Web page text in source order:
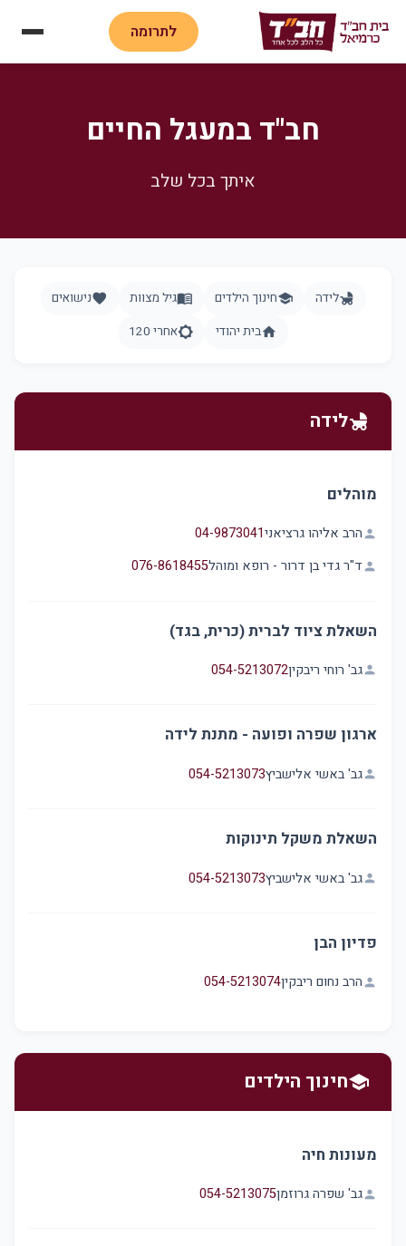
לתרומה
חב"ד במעגל החיים
איתך בכל שלב
child_friendlyלידה schoolחינוך הילדים menu_bookגיל מצוות favoriteנישואים
homeבית יהודי brightness_5אחרי 120
child_friendlyלידה
מוהלים
person הרב אליהו גרציאני04-9873041
person ד"ר גדי בן דרור - רופא ומוהל076-8618455
השאלת ציוד לברית (כרית, בגד)
personגב' רוחי ריבקין054-5213072
ארגון שפרה ופועה - מתנת לידה
personגב' באשי אלישביץ054-5213073
השאלת משקל תינוקות
personגב' באשי אלישביץ054-5213073
פדיון הבן
person הרב נחום ריבקין054-5213074
schoolחינוך הילדים
מעונות חיה
personגב' שפרה גרוזמן054-5213075